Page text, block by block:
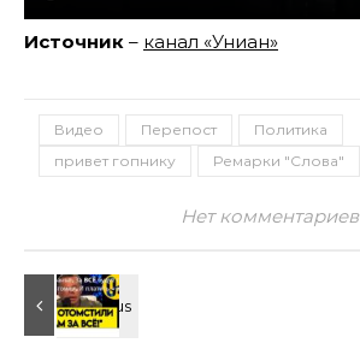
Источник – канал «Униан»
Видео Перепост
Политика
привет гопнику
Ремарки "Слова"
Нет комментариев